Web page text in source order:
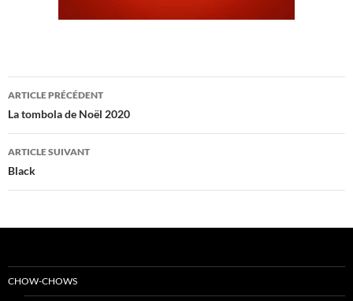
Navigation
des
articles
ARTICLE PRÉCÉDENT
La tombola de Noël 2020
ARTICLE SUIVANT
Black
CHOW-CHOWS